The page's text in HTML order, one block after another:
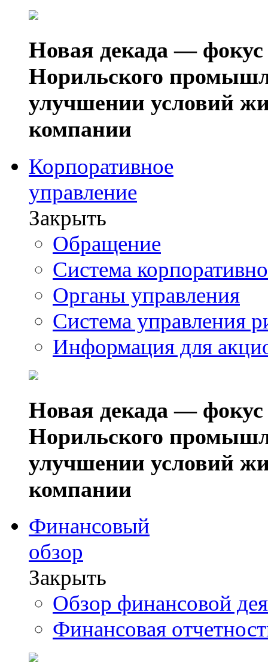
Новая декада — фокус
Норильского
улучшении условий
компании
Корпоративное
управление
Закрыть
Обращение
Система
Органы управления
Система управления
Информация для
Новая декада — фокус
Норильского
улучшении условий
компании
Финансовый
обзор
Закрыть
Обзор финансовой
Финансовая